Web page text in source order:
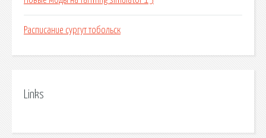
Расписание сургут тобольск
Links